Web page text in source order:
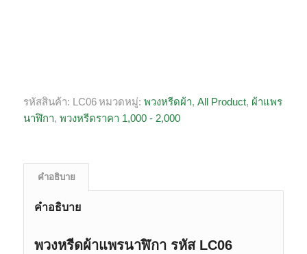
รหัสสินค้า: LC06 หมวดหมู่: พวงหรีดผ้า, All Product, ผ้าแพร
นาฬิกา, พวงหรีดราคา 1,000 - 2,000
คำอธิบาย
คำอธิบาย
พวงหรีดผ้าแพรนาฬิกา รหัส LC06